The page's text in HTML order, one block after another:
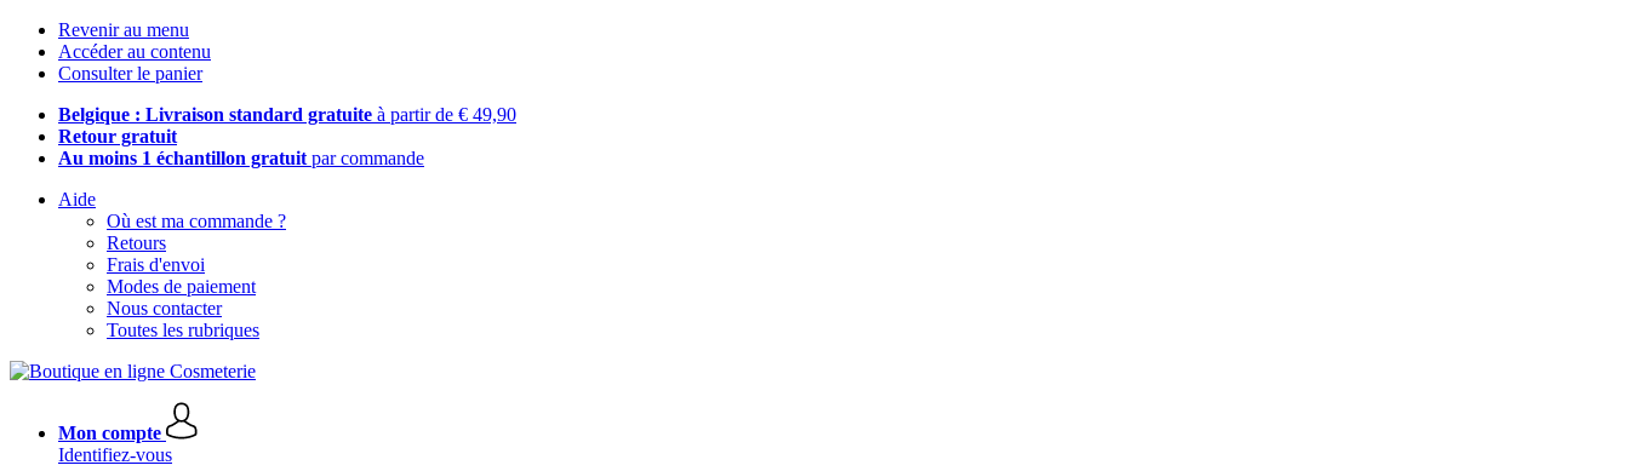
Revenir au menu
Accéder au contenu
Consulter le panier
Belgique : Livraison standard gratuite à partir de € 49,90
Retour gratuit
Au moins 1 échantillon gratuit par commande
Aide
Où est ma commande ?
Retours
Frais d'envoi
Modes de paiement
Nous contacter
Toutes les rubriques
Mon compte
Identifiez-vous